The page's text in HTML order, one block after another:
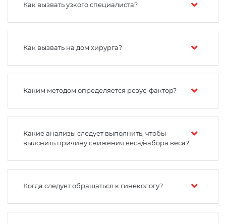
Как вызвать узкого специалиста?
Как вызвать на дом хирурга?
Каким методом определяется резус-фактор?
Какие анализы следует выполнить, чтобы
выяснить причину снижения веса/набора веса?
Когда следует обращаться к гинекологу?